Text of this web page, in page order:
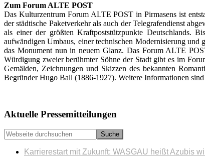
Zum Forum ALTE POST
Das Kulturzentrum Forum ALTE POST in Pirmasens ist
der städtische Paketverkehr als auch der Telegrafendienst
als einer der größten Kraftpoststützpunkte Deutschlands.
aufwändigen Umbaus, einer technischen Modernisierung und
das Monument nun in neuem Glanz. Das Forum ALTE
Würdigung zweier berühmter Söhne der Stadt gibt es im
Gemälden, Zeichnungen und Skizzen des bekannten
Begründer Hugo Ball (1886-1927). Weitere Informationen
Seitenspalte
Aktuelle Pressemitteilungen
Webseite
durchsuchen
Karrierestart mit Zukunft: WASGAU heißt Azubis